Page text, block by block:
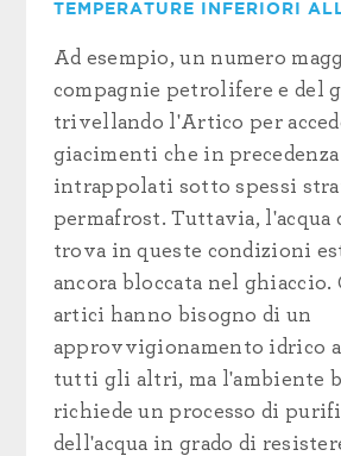
TEMPERATURE INFERIORI
Ad esempio, un numero
compagnie petrolifere e del
trivellando l'Artico per
giacimenti che in precedenza
intrappolati sotto spessi
permafrost. Tuttavia, l'acqua
trova in queste condizioni
ancora bloccata nel
artici hanno bisogno di un
approvvigionamento idrico
tutti gli altri, ma l'ambiente
richiede un processo di
dell'acqua in grado di